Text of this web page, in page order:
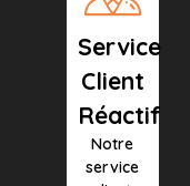
Service
Client
Réactif
Notre
service